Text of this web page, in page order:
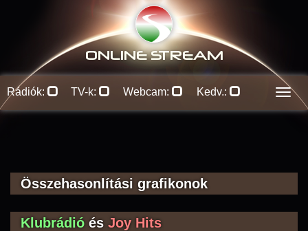
ONLINE STREAM
Rádiók: TV-k: Webcam: Kedv.:
Összehasonlítási grafikonok
Klubrádió és Joy Hits